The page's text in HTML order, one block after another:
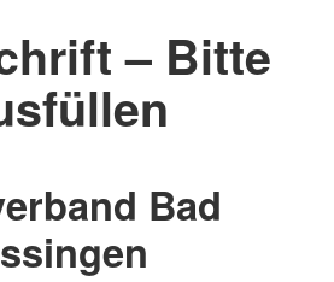
– Bitte
Bad